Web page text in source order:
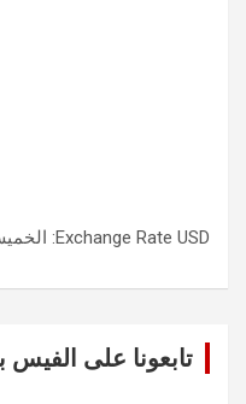
Exchange Rate USD : الخميس, 6
تابعونا على الفيس